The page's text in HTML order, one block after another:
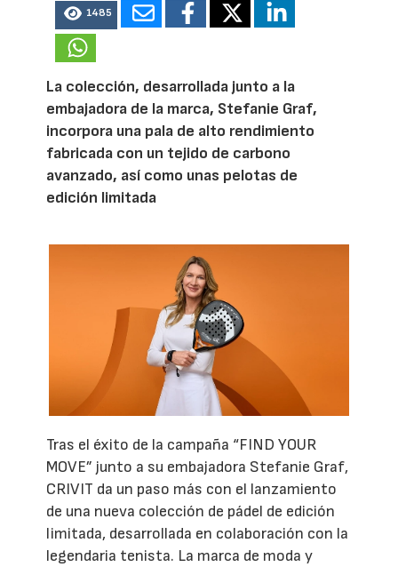
1485
La colección, desarrollada junto a la
embajadora de la marca, Stefanie Graf,
incorpora una pala de alto rendimiento
fabricada con un tejido de carbono
avanzado, así como unas pelotas de
edición limitada
Tras el éxito de la campaña “FIND YOUR
MOVE” junto a su embajadora Stefanie Graf,
CRIVIT da un paso más con el lanzamiento
de una nueva colección de pádel de edición
limitada, desarrollada en colaboración con la
legendaria tenista. La marca de moda y